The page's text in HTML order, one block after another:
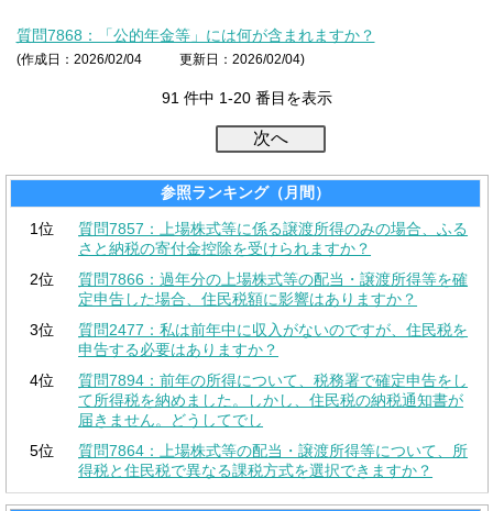
質問7868：「公的年金等」には何が含まれますか？
(作成日：2026/02/04 更新日：2026/02/04)
91 件中 1-20 番目を表示
参照ランキング（月間）
1位
質問7857：上場株式等に係る譲渡所得のみの場合、ふる
さと納税の寄付金控除を受けられますか？
2位
質問7866：過年分の上場株式等の配当・譲渡所得等を確
定申告した場合、住民税額に影響はありますか？
3位
質問2477：私は前年中に収入がないのですが、住民税を
申告する必要はありますか？
4位
質問7894：前年の所得について、税務署で確定申告をし
て所得税を納めました。しかし、住民税の納税通知書が
届きません。どうしてでし
5位
質問7864：上場株式等の配当・譲渡所得等について、所
得税と住民税で異なる課税方式を選択できますか？